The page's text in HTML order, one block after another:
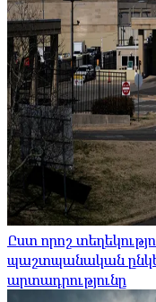
Ըստ որոշ
պաշտպանական
արտադրությունը